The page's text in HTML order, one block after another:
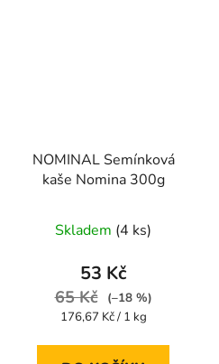
NOMINAL Semínková
kaše Nomina 300g
Skladem (4 ks)
53 Kč
65 Kč
(–18 %)
Měrná
176,67 Kč / 1 kg